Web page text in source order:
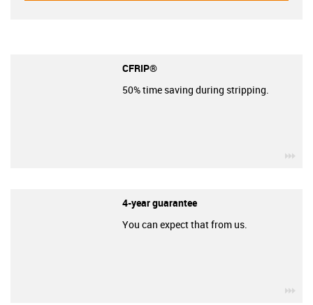
CFRIP®
50% time saving during stripping.
4-year guarantee
You can expect that from us.